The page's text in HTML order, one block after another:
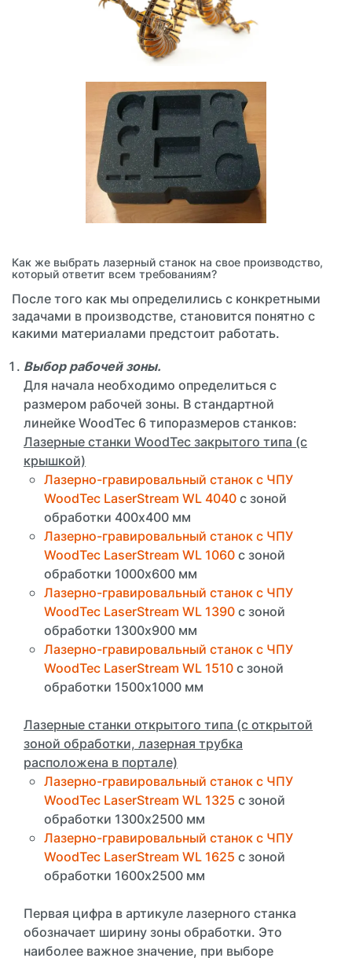
Как же выбрать лазерный станок на свое производство,
который ответит всем требованиям?
После того как мы определились с конкретными
задачами в производстве, становится понятно с
какими материалами предстоит работать.
Выбор рабочей зоны.
Для начала необходимо определиться с
размером рабочей зоны. В стандартной
линейке WoodTec 6 типоразмеров станков:
Лазерные станки WoodTec закрытого типа (с
крышкой)
Лазерно-гравировальный станок с ЧПУ
WoodTec LaserStream WL 4040с зоной
обработки 400х400 мм
Лазерно-гравировальный станок с ЧПУ
WoodTec LaserStream WL 1060с зоной
обработки 1000х600 мм
Лазерно-гравировальный станок с ЧПУ
WoodTec LaserStream WL 1390с зоной
обработки 1300х900 мм
Лазерно-гравировальный станок с ЧПУ
WoodTec LaserStream WL 1510с зоной
обработки 1500х1000 мм
Лазерные станки открытого типа (с открытой
зоной обработки, лазерная трубка
расположена в портале)
Лазерно-гравировальный станок с ЧПУ
WoodTec LaserStream WL 1325 с зоной
обработки 1300х2500 мм
Лазерно-гравировальный станок с ЧПУ
WoodTec LaserStream WL 1625 с зоной
обработки 1600х2500 мм
Первая цифра в артикуле лазерного станка
обозначает ширину зоны обработки. Это
наиболее важное значение, при выборе